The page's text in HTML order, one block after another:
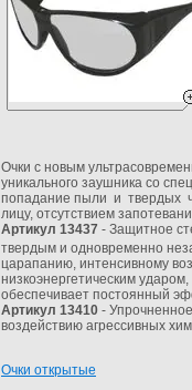
Очки с новым
уникального заушника со
попадание пыли и твердых
лицу, отсутствием
Артикул 13437 - Защитное
твердым и одновременно
царапанию, интенсивному
низкоэнергетическим
обеспечивает постоянный
Артикул 13410 -
воздействию агрессивных
Очки открытые